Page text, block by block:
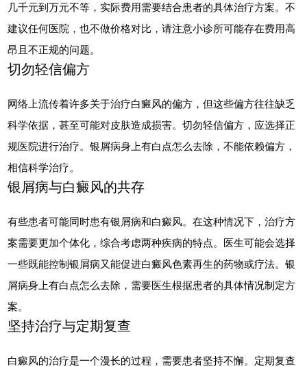
几千元到万元不等，实际费用需要结合患者的具体治疗方案。不
建议任何医院，也不做价格对比，请注意小诊所可能存在费用高
昂且不正规的问题。
切勿轻信偏方
网络上流传着许多关于治疗白癜风的偏方，但这些偏方往往缺乏
科学依据，甚至可能对皮肤造成损害。切勿轻信偏方，应选择正
规医院进行治疗。银屑病身上有白点怎么去除，不能依赖偏方，
相信科学治疗。
银屑病与白癜风的共存
有些患者可能同时患有银屑病和白癜风。在这种情况下，治疗方
案需要更加个体化，综合考虑两种疾病的特点。医生可能会选择
一些既能控制银屑病又能促进白癜风色素再生的药物或疗法。银
屑病身上有白点怎么去除，需要医生根据患者的具体情况制定方
案。
坚持治疗与定期复查
白癜风的治疗是一个漫长的过程，需要患者坚持不懈。定期复查